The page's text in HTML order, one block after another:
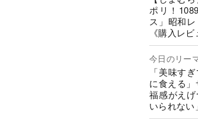
ポリ！
ス」昭和
《購入レビ
今日のリー
「美味す
に食える」
福感がえ
いられない